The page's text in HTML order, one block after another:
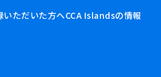
いただいた方へCCA Islandsの情報